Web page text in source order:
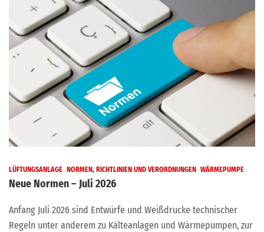
LÜFTUNGSANLAGE NORMEN, RICHTLINIEN UND VERORDNUNGEN WÄRMEPUMPE
Neue Normen – Juli 2026
Anfang Juli 2026 sind Entwürfe und Weißdrucke technischer
Regeln unter anderem zu Kälteanlagen und Wärmepumpen, zur